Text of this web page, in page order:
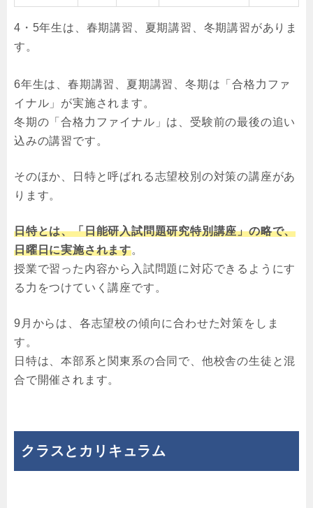
4・5年生は、春期講習、夏期講習、冬期講習がありま
す。
6年生は、春期講習、夏期講習、冬期は「合格力ファ
イナル」が実施されます。
冬期の「合格力ファイナル」は、受験前の最後の追い
込みの講習です。
そのほか、日特と呼ばれる志望校別の対策の講座があ
ります。
日特とは、「日能研入試問題研究特別講座」の略で、
日曜日に実施されます。
授業で習った内容から入試問題に対応できるようにす
る力をつけていく講座です。
9月からは、各志望校の傾向に合わせた対策をしま
す。
日特は、本部系と関東系の合同で、他校舎の生徒と混
合で開催されます。
クラスとカリキュラム